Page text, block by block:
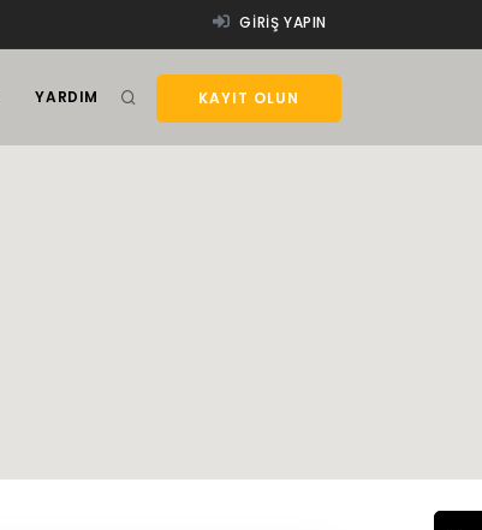
GIRIŞ YAPIN
KAYIT OLUN
YARDIM